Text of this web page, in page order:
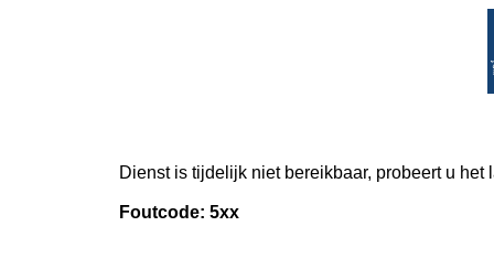
Dienst is tijdelijk niet bereikbaar, probeert u het
Foutcode: 5xx